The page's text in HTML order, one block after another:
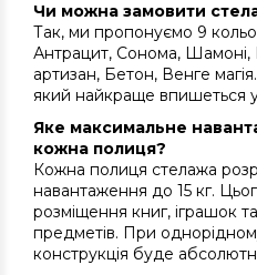
Чи можна замовити
Так, ми пропонуємо 9
Антрацит, Сонома,
артизан, Бетон, Венге
який найкраще впишеться
Яке максимальне
кожна полиця?
Кожна полиця стелажа
навантаження до 15 кг.
розміщення книг, іграшок
предметів. При
конструкція буде